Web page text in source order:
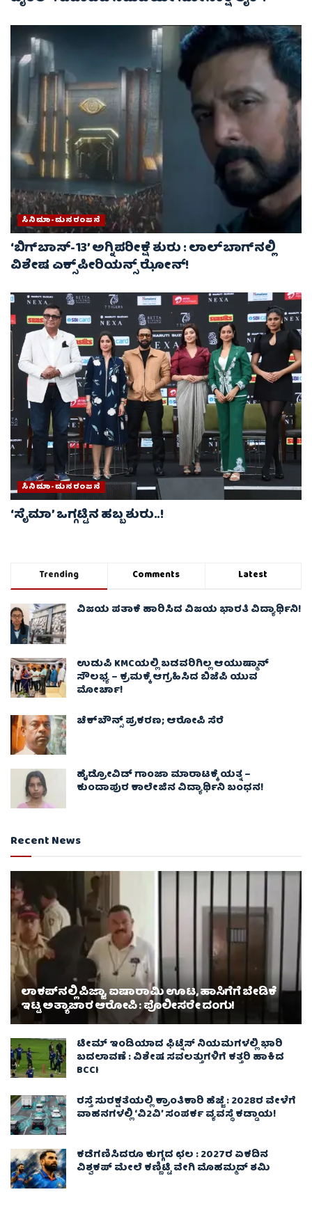
ಸಿನಿಮಾ-ಮನರಂಜನೆ
‘ಬಿಗ್‌ಬಾಸ್-13’ ಅಗ್ನಿಪರೀಕ್ಷೆ ಶುರು : ಲಾಲ್‌ಬಾಗ್‌ನಲ್ಲಿ
ವಿಶೇಷ ಎಕ್ಸ್‌ಪೀರಿಯನ್ಸ್ ಝೋನ್!
ಸಿನಿಮಾ-ಮನರಂಜನೆ
‘ಸೈಮಾ’ ಒಗ್ಗಟ್ಟಿನ ಹಬ್ಬ ಶುರು..!
Trending Comments Latest
ವಿಜಯ ಪತಾಕೆ ಹಾರಿಸಿದ ವಿಜಯ ಭಾರತಿ ವಿದ್ಯಾರ್ಥಿನಿ!
ಉಡುಪಿ KMCಯಲ್ಲಿ ಬಡವರಿಗಿಲ್ಲ ಆಯುಷ್ಮಾನ್
ಸೌಲಭ್ಯ – ಕ್ರಮಕ್ಕೆ ಆಗ್ರಹಿಸಿದ ಬಿಜೆಪಿ ಯುವ
ಮೋರ್ಚಾ!
ಚೆಕ್​ಬೌನ್ಸ್​ ಪ್ರಕರಣ; ಆರೋಪಿ ಸೆರೆ
ಹೈಡ್ರೋವಿಡ್ ಗಾಂಜಾ ಮಾರಾಟಕ್ಕೆ ಯತ್ನ –
ಕುಂದಾಪುರ ಕಾಲೇಜಿನ ವಿದ್ಯಾರ್ಥಿನಿ ಬಂಧನ!
Recent News
ಲಾಕಪ್‌ನಲ್ಲಿ ಪಿಜ್ಜಾ, ಐಷಾರಾಮಿ ಊಟ, ಹಾಸಿಗೆಗೆ ಬೇಡಿಕೆ
ಇಟ್ಟ ಅತ್ಯಾಚಾರ ಆರೋಪಿ : ಪೊಲೀಸರೇ ದಂಗು!
ಟೀಮ್ ಇಂಡಿಯಾದ ಫಿಟ್ನೆಸ್ ನಿಯಮಗಳಲ್ಲಿ ಭಾರಿ
ಬದಲಾವಣೆ : ವಿಶೇಷ ಸವಲತ್ತುಗಳಿಗೆ ಕತ್ತರಿ ಹಾಕಿದ
BCCI
ರಸ್ತೆ ಸುರಕ್ಷತೆಯಲ್ಲಿ ಕ್ರಾಂತಿಕಾರಿ ಹೆಜ್ಜೆ : 2028ರ ವೇಳೆಗೆ
ವಾಹನಗಳಲ್ಲಿ ‘ವಿ2ವಿ’ ಸಂಪರ್ಕ ವ್ಯವಸ್ಥೆ ಕಡ್ಡಾಯ!
ಕಡೆಗಣಿಸಿದರೂ ಕುಗ್ಗದ ಛಲ : 2027ರ ಏಕದಿನ
ವಿಶ್ವಕಪ್‌ ಮೇಲೆ ಕಣ್ಣಿಟ್ಟಿ ವೇಗಿ ಮೊಹಮ್ಮದ್ ಶಮಿ